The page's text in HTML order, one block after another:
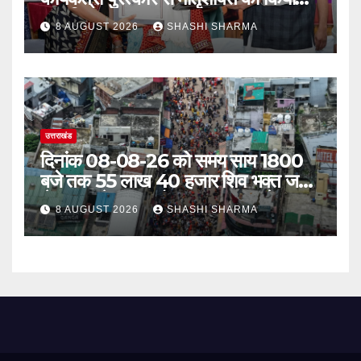
सम्मानित
8 AUGUST 2026 SHASHI SHARMA
उत्तराखंड
दिनांक 08-08-26 को समय साय 1800
बजे तक 55 लाख 40 हजार शिव भक्त जल
लेकर अपने गंतव्य को प्रस्थान कर चुके
8 AUGUST 2026 SHASHI SHARMA